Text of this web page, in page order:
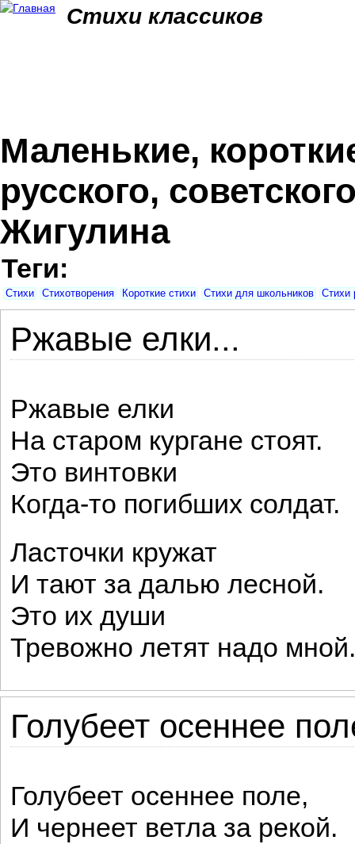
Стихи классиков
Маленькие,
русского,
Жигулина
Теги:
Стихи Стихотворения Короткие стихи Стихи для школьников Стихи
Ржавые елки...
Ржавые елки
На старом кургане стоят.
Это винтовки
Когда-то погибших солдат.
Ласточки кружат
И тают за далью лесной.
Это их души
Тревожно летят надо мной.
Голубеет осеннее
Голубеет осеннее поле,
И чернеет ветла за рекой.